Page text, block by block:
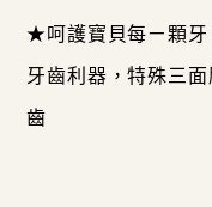
★呵護寶貝每ㄧ顆
牙齒利器，特殊三
齒